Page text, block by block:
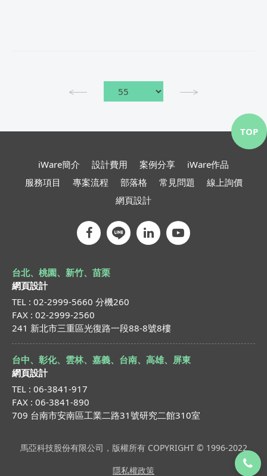
iWare簡介 設計費用 案例分享
iWare作品
服務項目
專案流程 部落格 常見問題
線上詢價
網頁設計
台北、桃園、新竹、苗栗
網頁設計
TEL : 02-2999-5660 分機260
FAX : 02-2999-2560
241 新北市三重區光復路一段88-8號8樓
台中、彰化、雲林、嘉義、台南、高雄、屏東
網頁設計
TEL : 06-3841-917
FAX : 06-3841-890
709 台南市安南區工業二路31號研究二館310室
馬亞科技股份有限公司，版權所有 COPYRIGHT © 1996-2022
隱私權政策
TOP